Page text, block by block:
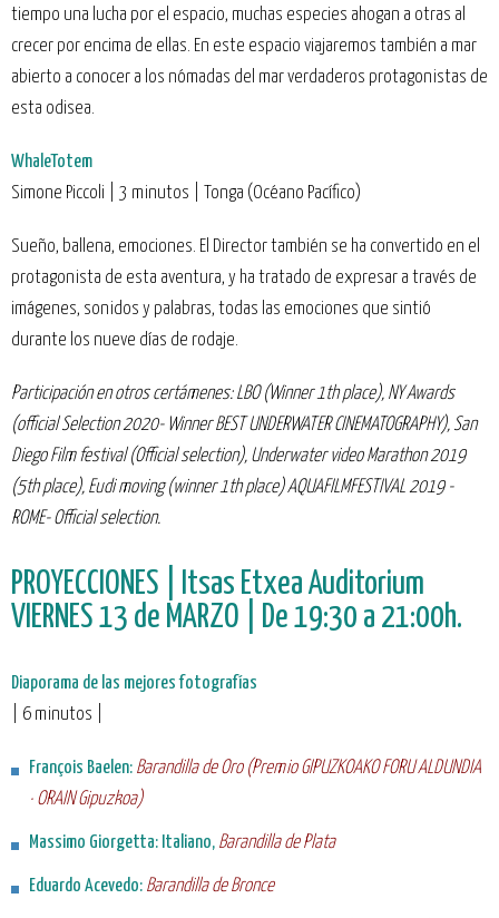
tiempo una lucha por el espacio, muchas especies ahogan a otras al
crecer por encima de ellas. En este espacio viajaremos también a mar
abierto a conocer a los nómadas del mar verdaderos protagonistas de
esta odisea.
WhaleTotem
Simone Piccoli | 3 minutos | Tonga (Océano Pacífico)
Sueño, ballena, emociones. El Director también se ha convertido en el
protagonista de esta aventura, y ha tratado de expresar a través de
imágenes, sonidos y palabras, todas las emociones que sintió
durante los nueve días de rodaje.
Participación en otros certámenes: LBO (Winner 1th place), NY Awards
(official Selection 2020- Winner BEST UNDERWATER CINEMATOGRAPHY), San
Diego Film festival (Official selection), Underwater video Marathon 2019
(5th place), Eudi moving (winner 1th place) AQUAFILMFESTIVAL 2019 -
ROME- Official selection.
PROYECCIONES | Itsas Etxea Auditorium
VIERNES 13 de MARZO | De 19:30 a 21:00h.
Diaporama de las mejores fotografías
| 6 minutos |
François Baelen: Barandilla de Oro (Premio GIPUZKOAKO FORU ALDUNDIA
· ORAIN Gipuzkoa)
Massimo Giorgetta: Italiano, Barandilla de Plata
Eduardo Acevedo: Barandilla de Bronce